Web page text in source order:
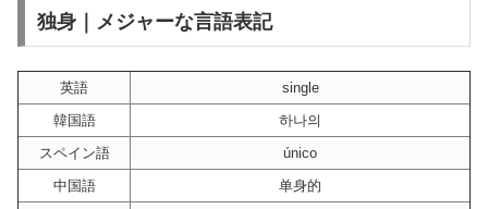
独身｜メジャーな言語表記
英語
single
韓国語
하나의
スペイン語
único
中国語
单身的